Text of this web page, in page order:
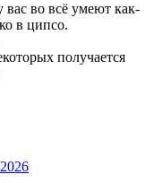
во всё умеют как-
в ципсо.
получается